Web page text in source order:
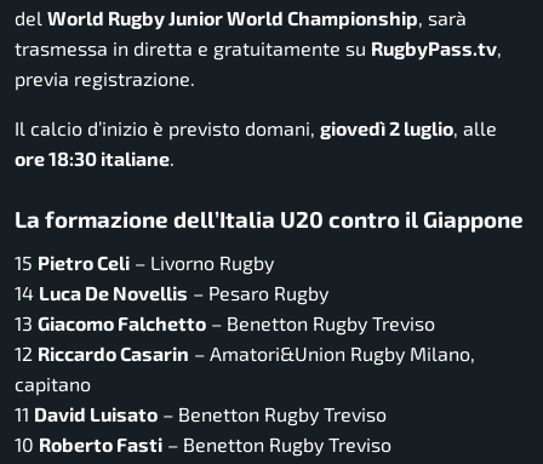
del World Rugby Junior World Championship, sarà
trasmessa in diretta e gratuitamente su RugbyPass.tv,
previa registrazione.
Il calcio d’inizio è previsto domani, giovedì 2 luglio, alle
ore 18:30 italiane.
La formazione dell’Italia U20 contro il Giappone
15 Pietro Celi – Livorno Rugby
14 Luca De Novellis – Pesaro Rugby
13 Giacomo Falchetto – Benetton Rugby Treviso
12 Riccardo Casarin – Amatori&Union Rugby Milano,
capitano
11 David Luisato – Benetton Rugby Treviso
10 Roberto Fasti – Benetton Rugby Treviso